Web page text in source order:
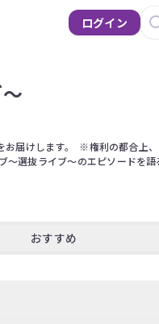
ログイン
お届けします。  ※権利の都合上
選抜ライブ～のエピソードを語
おすすめ